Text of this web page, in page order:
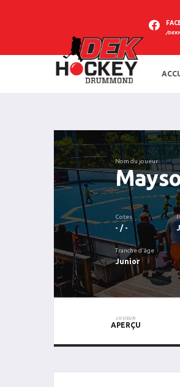
/
Nom du joueur
Cotes
- / -
Tranche d'âge
Junior
JOUEUR
APERÇU